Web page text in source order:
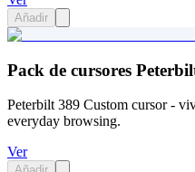
Añadir
Pack de cursores
Peterbilt 389 Custom cursor -
everyday browsing.
Ver